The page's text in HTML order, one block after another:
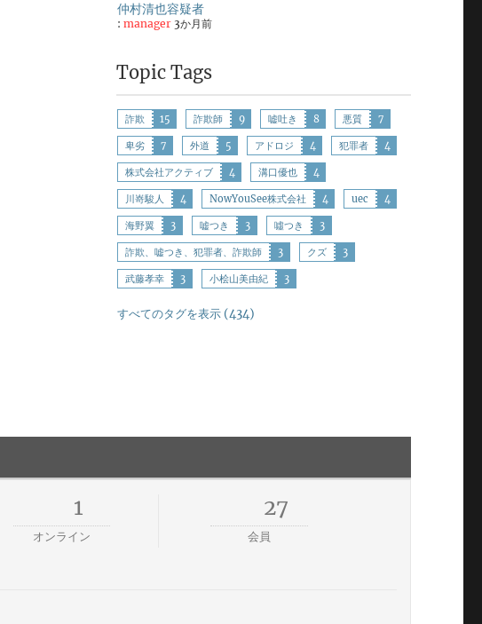
仲村清也容疑者
:manager 3か月前
Topic Tags
詐欺 15 詐欺師 9 嘘吐き 8 悪質 7
卑劣 7 外道 5 アドロジ 4 犯罪者 4
株式会社アクティブ 4 溝口優也 4
川嵜駿人 4 NowYouSee株式会社 4 uec 4
海野翼 3 嘘つき 3 噓つき 3
詐欺、嘘つき、犯罪者、詐欺師 3 クズ 3
武藤孝幸 3 小桧山美由紀 3
すべてのタグを表示 (434)
1
オンライン
27
会員